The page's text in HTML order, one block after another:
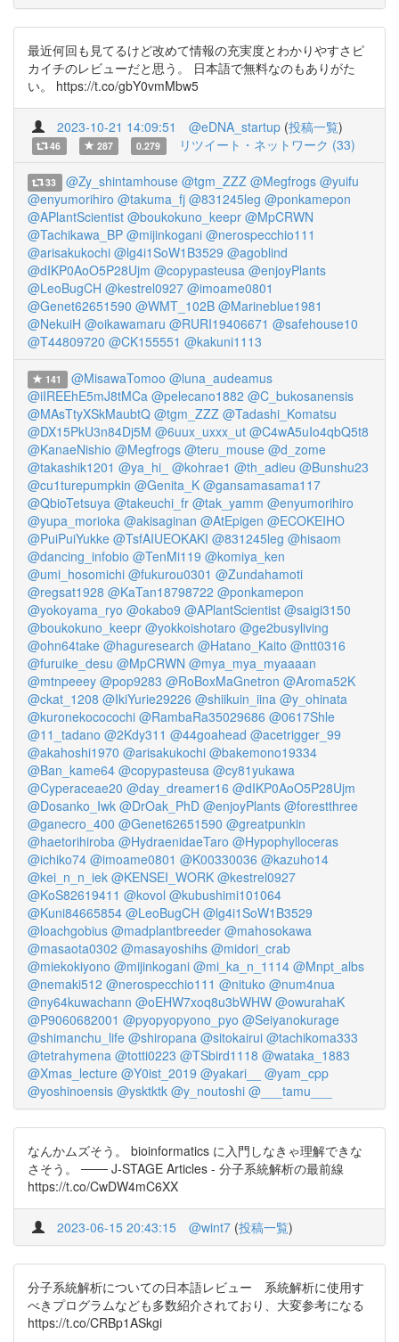
最近何回も見てるけど改めて情報の充実度とわかりやすさピ
カイチのレビューだと思う。 日本語で無料なのもありがた
い。 https://t.co/gbY0vmMbw5
2023-10-21 14:09:51 @eDNA_startup (投稿一覧)
46 287 0.279 リツイート・ネットワーク (33)
33 @Zy_shintamhouse @tgm_ZZZ @Megfrogs @yuifu
@enyumorihiro @takuma_fj @831245leg @ponkamepon
@APlantScientist @boukokuno_keepr @MpCRWN
@Tachikawa_BP @mijinkogani @nerospecchio111
@arisakukochi @lg4i1SoW1B3529 @agoblind
@dIKP0AoO5P28Ujm @copypasteusa @enjoyPlants
@LeoBugCH @kestrel0927 @imoame0801
@Genet62651590 @WMT_102B @Marineblue1981
@NekuiH @oikawamaru @RURI19406671 @safehouse10
@T44809720 @CK155551 @kakuni1113
141 @MisawaTomoo @luna_audeamus
@iIREEhE5mJ8tMCa @pelecano1882 @C_bukosanensis
@MAsTtyXSkMaubtQ @tgm_ZZZ @Tadashi_Komatsu
@DX15PkU3n84Dj5M @6uux_uxxx_ut @C4wA5uIo4qbQ5t8
@KanaeNishio @Megfrogs @teru_mouse @d_zome
@takashik1201 @ya_hi_ @kohrae1 @th_adieu @Bunshu23
@cu1turepumpkin @Genita_K @gansamasama117
@QbioTetsuya @takeuchi_fr @tak_yamm @enyumorihiro
@yupa_morioka @akisaginan @AtEpigen @ECOKEIHO
@PuiPuiYukke @TsfAIUEOKAKI @831245leg @hisaom
@dancing_infobio @TenMi119 @komiya_ken
@umi_hosomichi @fukurou0301 @Zundahamoti
@regsat1928 @KaTan18798722 @ponkamepon
@yokoyama_ryo @okabo9 @APlantScientist @saigi3150
@boukokuno_keepr @yokkoishotaro @ge2busyliving
@ohn64take @haguresearch @Hatano_Kaito @ntt0316
@furuike_desu @MpCRWN @mya_mya_myaaaan
@mtnpeeey @pop9283 @RoBoxMaGnetron @Aroma52K
@ckat_1208 @IkiYurie29226 @shiikuin_iina @y_ohinata
@kuronekococochi @RambaRa35029686 @0617Shle
@11_tadano @2Kdy311 @44goahead @acetrigger_99
@akahoshi1970 @arisakukochi @bakemono19334
@Ban_kame64 @copypasteusa @cy81yukawa
@Cyperaceae20 @day_dreamer16 @dIKP0AoO5P28Ujm
@Dosanko_Iwk @DrOak_PhD @enjoyPlants @forestthree
@ganecro_400 @Genet62651590 @greatpunkin
@haetorihiroba @HydraenidaeTaro @Hypophylloceras
@ichiko74 @imoame0801 @K00330036 @kazuho14
@kei_n_n_iek @KENSEI_WORK @kestrel0927
@KoS82619411 @kovol @kubushimi101064
@Kuni84665854 @LeoBugCH @lg4i1SoW1B3529
@loachgobius @madplantbreeder @mahosokawa
@masaota0302 @masayoshihs @midori_crab
@miekokiyono @mijinkogani @mi_ka_n_1114 @Mnpt_albs
@nemaki512 @nerospecchio111 @nituko @num4nua
@ny64kuwachann @oEHW7xoq8u3bWHW @owurahaK
@P9060682001 @pyopyopyono_pyo @Seiyanokurage
@shimanchu_life @shiropana @sitokairui @tachikoma333
@tetrahymena @totti0223 @TSbird1118 @wataka_1883
@Xmas_lecture @Y0ist_2019 @yakari__
@yam_cpp
@yoshinoensis @ysktktk @y_noutoshi @___tamu___
なんかムズそう。 bioinformatics に入門しなきゃ理解できな
さそう。 ─── J-STAGE Articles - 分子系統解析の最前線
https://t.co/CwDW4mC6XX
2023-06-15 20:43:15 @wint7 (投稿一覧)
分子系統解析についての日本語レビュー 系統解析に使用す
べきプログラムなども多数紹介されており、大変参考になる
https://t.co/CRBp1ASkgi